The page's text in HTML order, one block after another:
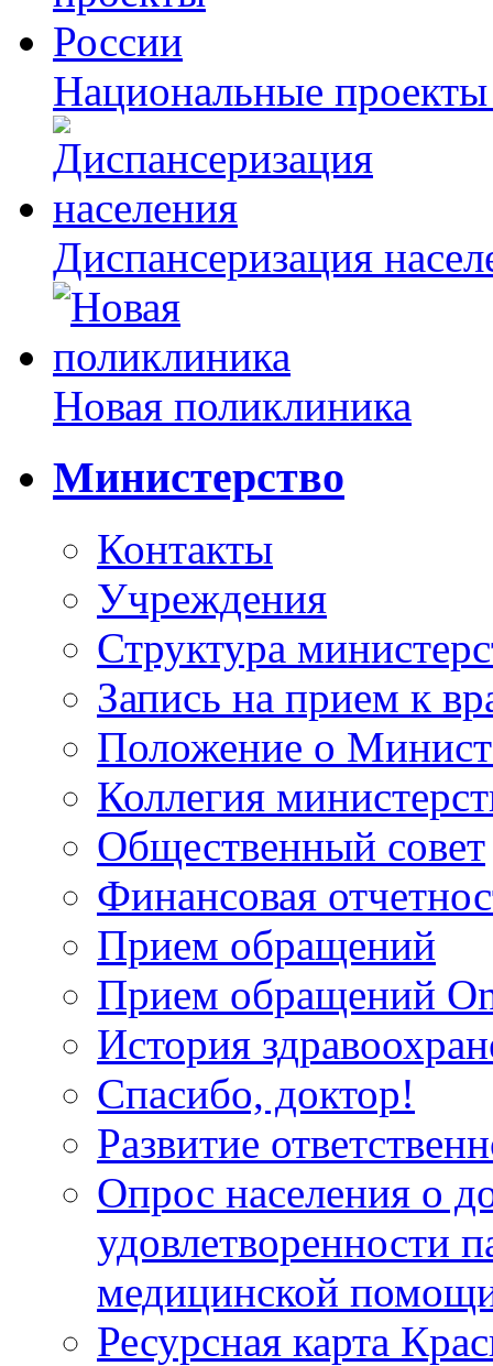
Национальные
Диспансеризация
Новая поликлиника
Министерство
Контакты
Учреждения
Структура
Запись на прием к
Положение о
Коллегия
Общественный совет
Финансовая
Прием обращений
Прием обращений
История
Спасибо, доктор!
Развитие
Опрос населения о
удовлетворенности
медицинской
Ресурсная карта